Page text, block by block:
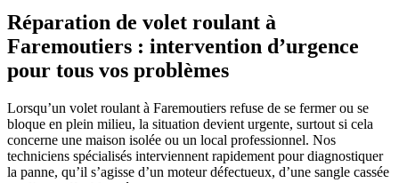
Réparation de volet roulant à
Faremoutiers : intervention d’urgence
pour tous vos problèmes
Lorsqu’un volet roulant à Faremoutiers refuse de se fermer ou se
bloque en plein milieu, la situation devient urgente, surtout si cela
concerne une maison isolée ou un local professionnel. Nos
techniciens spécialisés interviennent rapidement pour diagnostiquer
la panne, qu’il s’agisse d’un moteur défectueux, d’une sangle cassée